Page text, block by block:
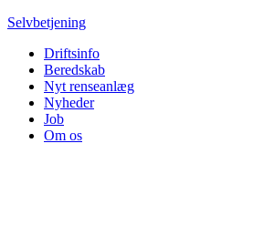
Selvbetjening
Driftsinfo
Beredskab
Nyt renseanlæg
Nyheder
Job
Om os